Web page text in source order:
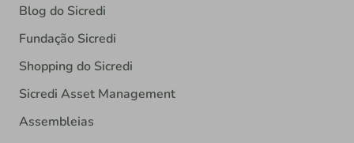
Blog do Sicredi
Fundação Sicredi
Shopping do Sicredi
Sicredi Asset Management
Assembleias